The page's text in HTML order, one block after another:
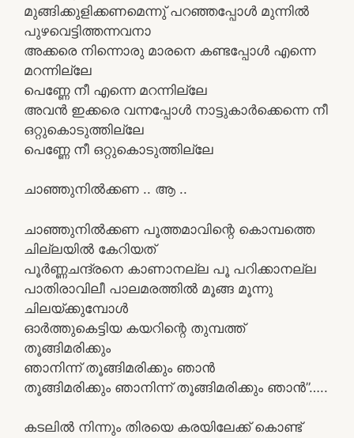
മുങ്ങിക്കുളിക്കണമെന്നു് പറഞ്ഞപ്പോൾ മുന്നിൽ
പുഴവെട്ടിത്തന്നവനാ
അക്കരെ നിന്നൊരു മാരനെ കണ്ടപ്പോൾ എന്നെ
മറന്നില്ലേ
പെണ്ണേ നീ എന്നെ മറന്നില്ലേ
അവൻ ഇക്കരെ വന്നപ്പോൾ നാട്ടുകാർക്കെന്നെ നീ
ഒറ്റുകൊടുത്തില്ലേ
പെണ്ണേ നീ ഒറ്റുകൊടുത്തില്ലേ
ചാഞ്ഞുനിൽക്കണ .. ആ ..
ചാഞ്ഞുനിൽക്കണ പൂത്തമാവിന്റെ കൊമ്പത്തെ
ചില്ലയിൽ കേറിയത്
പൂർണ്ണചന്ദ്രനെ കാണാനല്ല പൂ പറിക്കാനല്ല
പാതിരാവിലീ പാലമരത്തിൽ മൂങ്ങ മൂന്നു
ചിലയ്‌ക്കുമ്പോൾ
ഓർത്തുകെട്ടിയ കയറിന്റെ തുമ്പത്ത്
തൂങ്ങിമരിക്കും
ഞാനിന്ന് തൂങ്ങിമരിക്കും ഞാൻ
തൂങ്ങിമരിക്കും ഞാനിന്ന് തൂങ്ങിമരിക്കും ഞാൻ”…..
കടലിൽ നിന്നും തിരയെ കരയിലേക്ക് കൊണ്ട്